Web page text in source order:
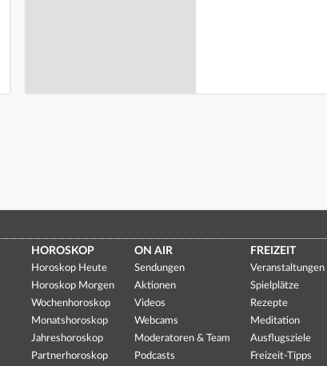
HOROSKOP
Horoskop Heute
Horoskop Morgen
Wochenhoroskop
Monatshoroskop
Jahreshoroskop
Partnerhoroskop
ON AIR
Sendungen
Aktionen
Videos
Webcams
Moderatoren & Team
Podcasts
FREIZEIT
Veranstaltungen
Spielplätze
Rezepte
Meditation
Ausflugsziele
Freizeit-Tipps